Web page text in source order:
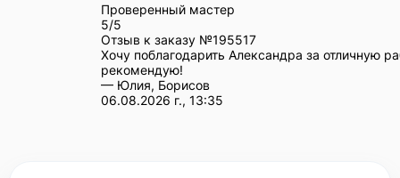
Проверенный мастер
5/5
Отзыв к заказу №195517
Хочу поблагодарить Александра за отличную
рекомендую!
— Юлия, Борисов
06.08.2026 г., 13:35